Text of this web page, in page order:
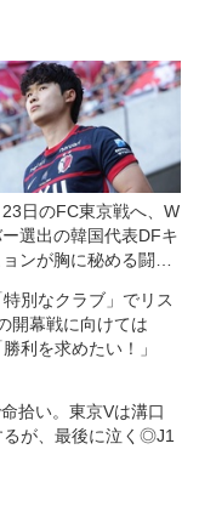
23日のFC東京戦へ、W
選出の韓国代表DFキ
ンが胸に秘める闘争
別なクラブ」でリス
開幕戦に向けては
利を求めたい！」
拾い。東京Vは溝口
が、最後に泣く◎J1